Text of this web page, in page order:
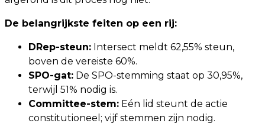
De belangrijkste feiten op een rij:
DRep-steun: Intersect meldt 62,55% steun,
boven de vereiste 60%.
SPO-gat: De SPO-stemming staat op 30,95%,
terwijl 51% nodig is.
Committee-stem: Eén lid steunt de actie
constitutioneel; vijf stemmen zijn nodig.